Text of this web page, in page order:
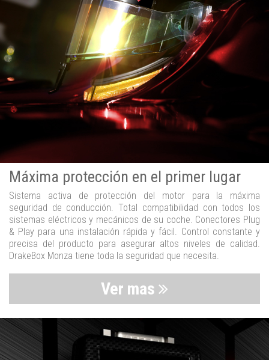
Máxima protección en el primer lugar
Sistema activa de protección del motor para la máxima
seguridad de conducción. Total compatibilidad con todos los
sistemas eléctricos y mecánicos de su coche. Conectores Plug
& Play para una instalación rápida y fácil. Control constante y
precisa del producto para asegurar altos niveles de calidad.
DrakeBox Monza tiene toda la seguridad que necesita.
Ver mas